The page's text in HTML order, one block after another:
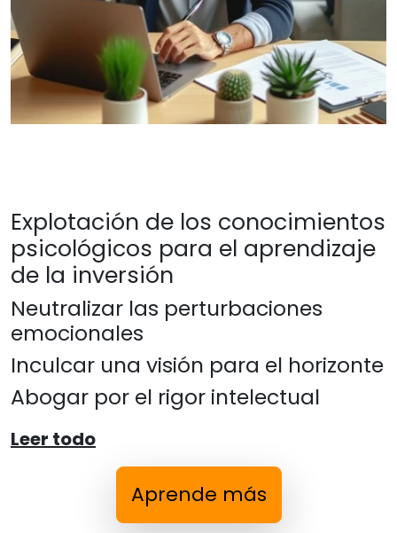
Explotación de los conocimientos
psicológicos para el aprendizaje
de la inversión
Neutralizar las perturbaciones
emocionales
Inculcar una visión para el horizonte
Abogar por el rigor intelectual
Leer todo
Aprende más